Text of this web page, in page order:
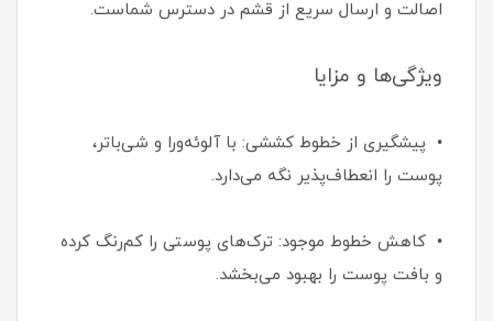
اصالت و ارسال سریع از قشم در دسترس شماست.
ویژگی‌ها و مزایا
• پیشگیری از خطوط کششی: با آلوئه‌ورا و شی‌باتر،
پوست را انعطاف‌پذیر نگه می‌دارد.
• کاهش خطوط موجود: ترک‌های پوستی را کم‌رنگ کرده
و بافت پوست را بهبود می‌بخشد.